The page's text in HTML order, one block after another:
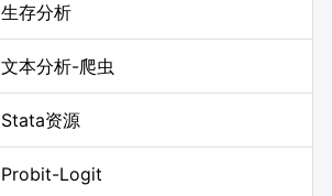
生存分析
文本分析-爬虫
Stata资源
Probit-Logit